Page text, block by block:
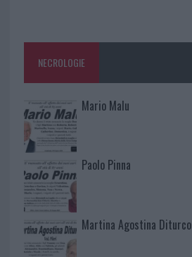
NECROLOGIE
Mario Malu
Paolo Pinna
Martina Agostina Diturco